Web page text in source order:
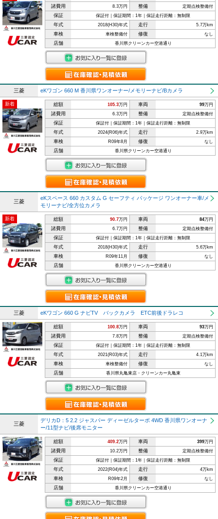
諸費用 8.3万円 整備 定期点検整備付
保証 保証付｜保証期間：1年｜保証走行距離：無制限
年式 2018(H30)年式 走行 5.7万km
車検 車検整備付 修復 なし
店舗 香川県クリーンカー空港通り
三菱 eKワゴン 660 M 香川県ワンオーナー/メモリーナビ/Bカメラ
新着 総額 105.3万円 車両 99万円
諸費用 6.3万円 整備 定期点検整備付
保証 保証付｜保証期間：1年｜保証走行距離：無制限
年式 2024(R06)年式 走行 2.9万km
車検 R09年8月 修復 なし
店舗 香川県クリーンカー空港通り
三菱
eKスペース 660 カスタム G セーフティ パッケージ ワンオーナー車/メ
モリーナビ/全方位カメラ
新着 総額 90.7万円 車両 84万円
諸費用 6.7万円 整備 定期点検整備付
保証 保証付｜保証期間：1年｜保証走行距離：無制限
年式 2018(H30)年式 走行 5.6万km
車検 R09年11月 修復 なし
店舗 香川県クリーンカー空港通り
三菱 eKワゴン 660 G ナビTV バックカメラ ETC前後ドラレコ
総額 100.8万円 車両 93万円
諸費用 7.8万円 整備 定期点検整備付
保証 保証付｜保証期間：1年｜保証走行距離：無制限
年式 2021(R03)年式 走行 4.1万km
車検 車検整備付 修復 なし
店舗 香川県丸亀東店・クリーンカー丸亀東
三菱
デリカD：5 2.2 ジャスパー ディーゼルターボ 4WD 香川県ワンオーナ
ー/11型ナビ/後席モニター
総額 409.2万円 車両 399万円
諸費用 10.2万円 整備 定期点検整備付
保証 保証付｜保証期間：1年｜保証走行距離：無制限
年式 2022(R04)年式 走行 4万km
車検 R09年2月 修復 なし
店舗 香川県クリーンカー空港通り